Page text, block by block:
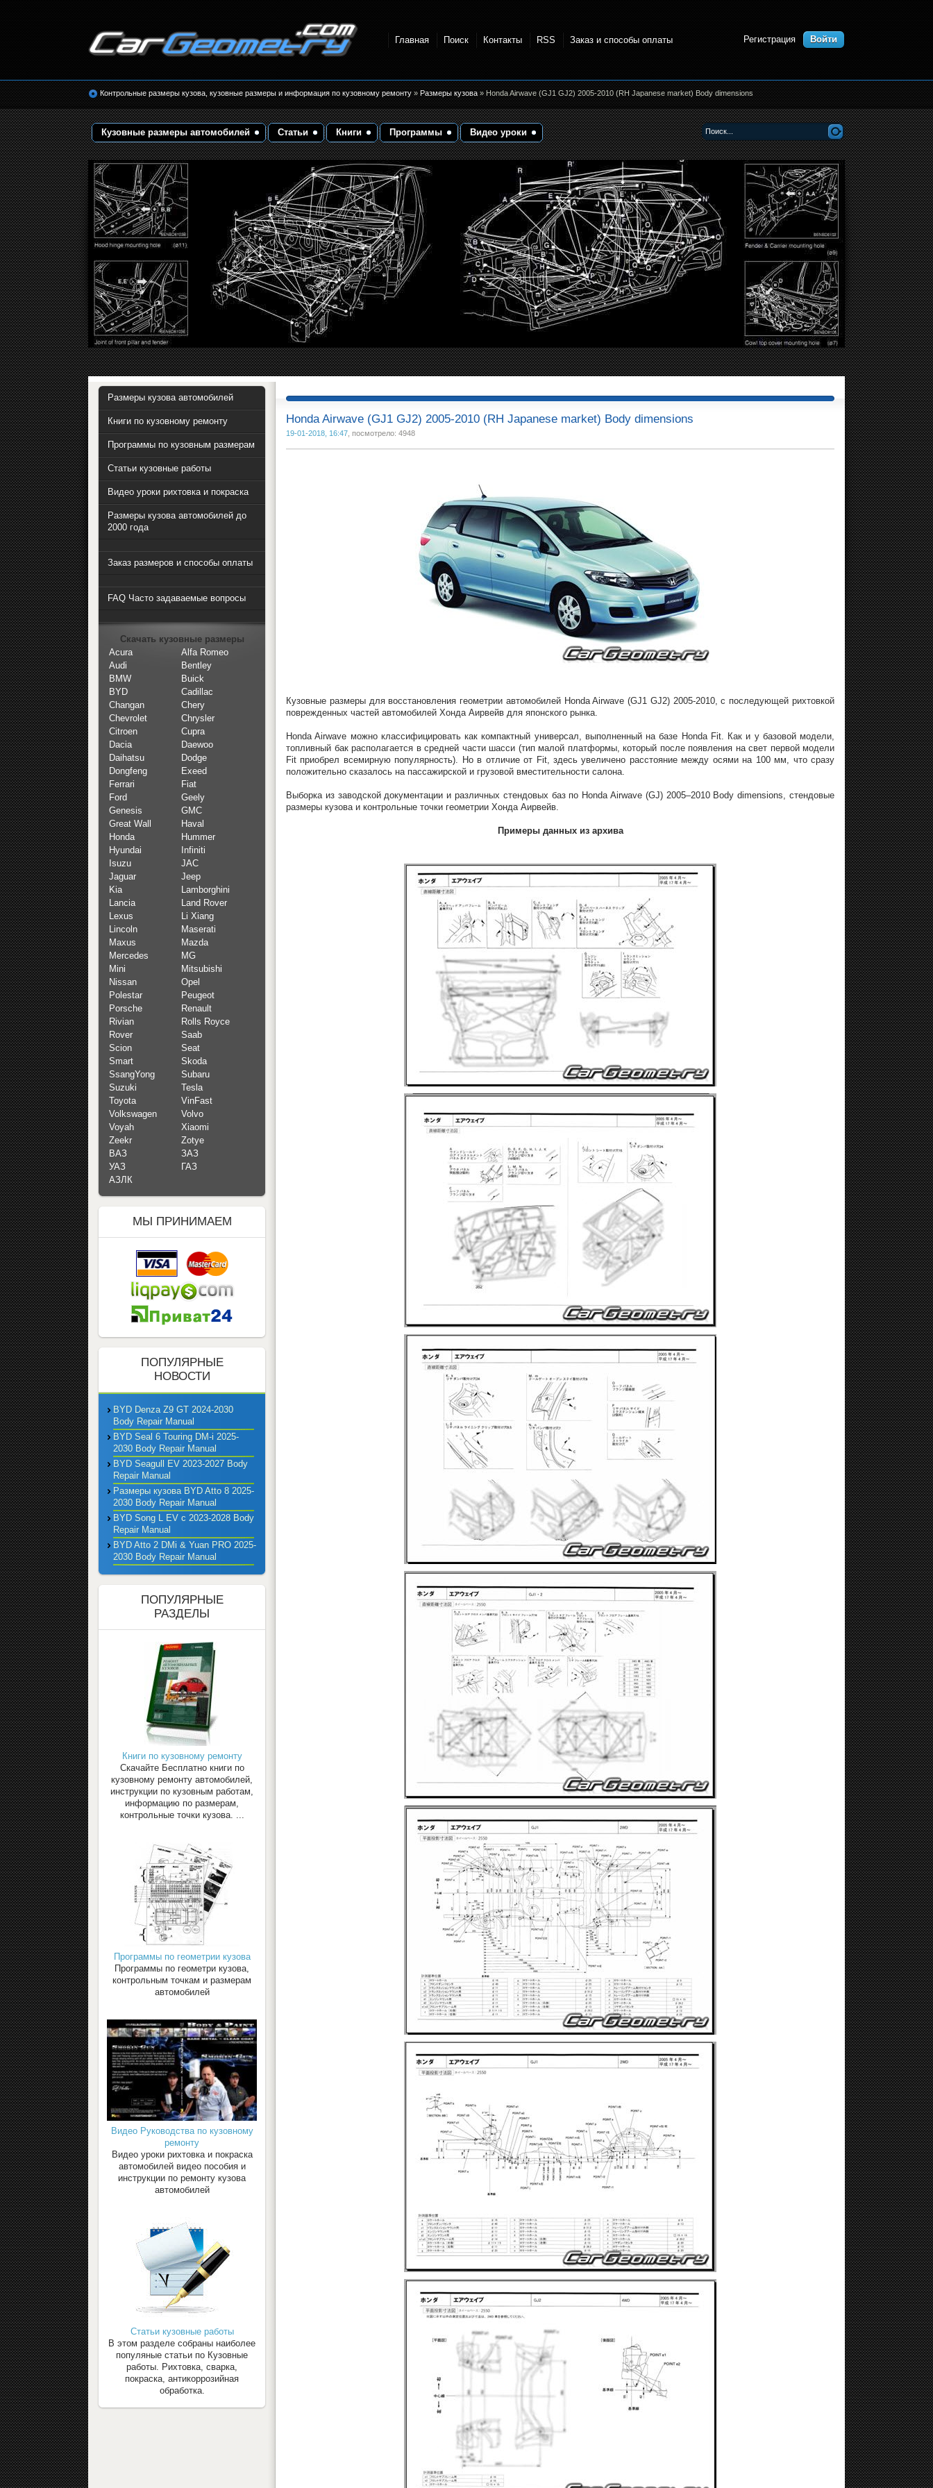
кузовные размеры. Геометрия кузова
Главная Поиск Контакты RSS Заказ и способы оплаты Регистрация Войти
Контрольные размеры кузова, кузовные размеры и информация по кузовному ремонту»Размеры кузова» Honda Airwave (GJ1 GJ2) 2005-2010 (RH Japanese market) Body dimensions
Кузовные размеры автомобилей Статьи Книги Программы Видео уроки
Honda Airwave (GJ1 GJ2) 2005-2010 (RH Japanese market) Body dimensions
19-01-2018, 16:47, посмотрело: 4948
Кузовные размеры для восстановления геометрии автомобилей Honda Airwave (GJ1 GJ2) 2005-2010, с последующей рихтовкой
поврежденных частей автомобилей Хонда Аирвейв для японского рынка.
Honda Airwave можно классифицировать как компактный универсал, выполненный на базе Honda Fit. Как и у базовой модели,
топливный бак располагается в средней части шасси (тип малой платформы, который после появления на свет первой модели
Fit приобрел всемирную популярность). Но в отличие от Fit, здесь увеличено расстояние между осями на 100 мм, что сразу
положительно сказалось на пассажирской и грузовой вместительности салона.
Выборка из заводской документации и различных стендовых баз по Honda Airwave (GJ) 2005–2010 Body dimensions, стендовые
размеры кузова и контрольные точки геометрии Хонда Аирвейв.
Примеры данных из архива
Размеры кузова автомобилей
Книги по кузовному ремонту
Программы по кузовным размерам
Статьи кузовные работы
Видео уроки рихтовка и покраска
Размеры кузова автомобилей до
2000 года
Заказ размеров и способы оплаты
FAQ Часто задаваемые вопросы
Скачать кузовные размеры
Acura
Alfa Romeo
Audi
Bentley
BMW
Buick
BYD
Cadillac
Changan
Chery
Chevrolet
Chrysler
Citroen
Cupra
Dacia
Daewoo
Daihatsu
Dodge
Dongfeng
Exeed
Ferrari
Fiat
Ford
Geely
Genesis
GMC
Great Wall
Haval
Honda
Hummer
Hyundai
Infiniti
Isuzu
JAC
Jaguar
Jeep
Kia
Lamborghini
Lancia
Land Rover
Lexus
Li Xiang
Lincoln
Maserati
Maxus
Mazda
Mercedes
MG
Mini
Mitsubishi
Nissan
Opel
Polestar
Peugeot
Porsche
Renault
Rivian
Rolls Royce
Rover
Saab
Scion
Seat
Smart
Skoda
SsangYong
Subaru
Suzuki
Tesla
Toyota
VinFast
Volkswagen
Volvo
Voyah
Xiaomi
Zeekr
Zotye
ВАЗ
ЗАЗ
УАЗ
ГАЗ
АЗЛК
МЫ ПРИНИМАЕМ
ПОПУЛЯРНЫЕ
НОВОСТИ
BYD Denza Z9 GT 2024-2030
Body Repair Manual
BYD Seal 6 Touring DM-i 2025-
2030 Body Repair Manual
BYD Seagull EV 2023-2027 Body
Repair Manual
Размеры кузова BYD Atto 8 2025-
2030 Body Repair Manual
BYD Song L EV с 2023-2028 Body
Repair Manual
BYD Atto 2 DMi & Yuan PRO 2025-
2030 Body Repair Manual
ПОПУЛЯРНЫЕ
РАЗДЕЛЫ
Книги по кузовному ремонту
Скачайте Бесплатно книги по
кузовному ремонту автомобилей,
инструкции по кузовным работам,
информацию по размерам,
контрольные точки кузова. ...
Программы по геометрии кузова
Программы по геометри кузова,
контрольным точкам и размерам
автомобилей
Видео Руководства по кузовному
ремонту
Видео уроки рихтовка и покраска
автомобилей видео пособия и
инструкции по ремонту кузова
автомобилей
Статьи кузовные работы
В этом разделе собраны наиболее
популяные статьи по Кузовные
работы. Рихтовка, сварка,
покраска, антикоррозийная
обработка.